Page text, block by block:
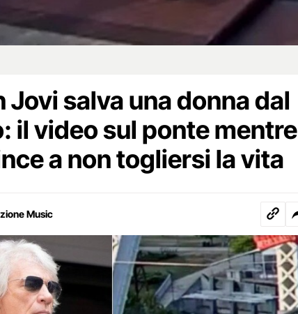
Jovi salva una donna dal
il video sul ponte mentre
a non togliersi la vita
Music